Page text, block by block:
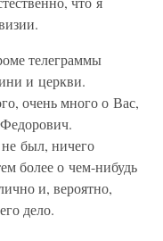
телеграммы
и церкви.
очень много о Вас,
был, ничего
более о чем-нибудь
и, вероятно,
дело.